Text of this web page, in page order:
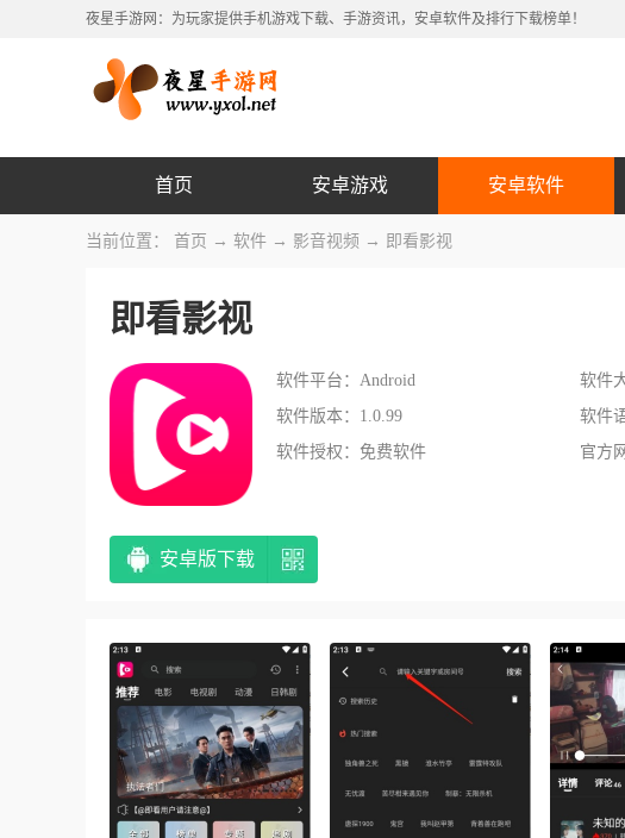
夜星手游网：为玩家提供手机游戏下载、手游资讯，安卓软件及排行下载榜单！
首页 安卓游戏 安卓软件
当前位置： 首页 → 软件 → 影音视频 → 即看影视
即看影视
软件平台：Android 软件
软件版本：1.0.99
软件
软件授权：免费软件
官方
安卓版下载